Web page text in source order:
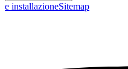
e installazioneSitemap